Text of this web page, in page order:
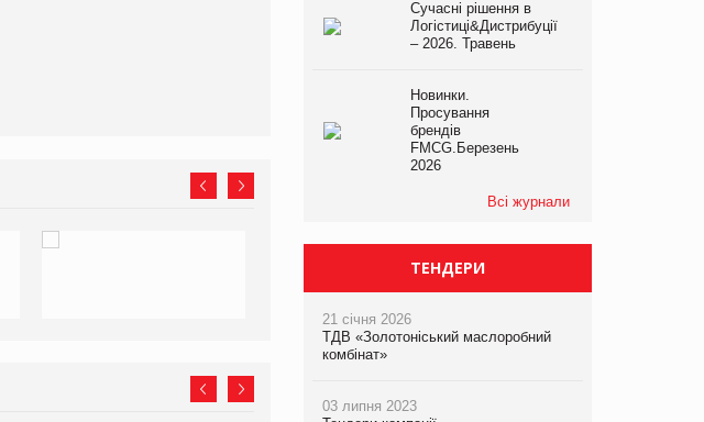
Сучасні рішення в
Логістиці&Дистрибуції
– 2026. Травень
Новинки.
Просування
брендів
FMCG.Березень
2026
Всі журнали
ТЕНДЕРИ
21 січня 2026
ТДВ «Золотоніський маслоробний
комбінат»
03 липня 2023